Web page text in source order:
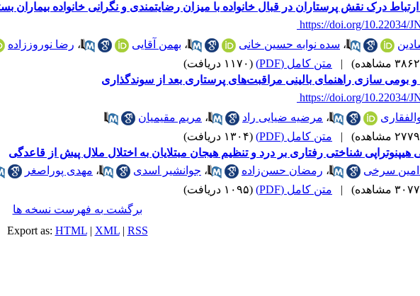
درک نقش پرستاران در قبال خانواده با میزان رضایتمندی و نگرانی خانواده
https://doi.org/10.22034/
، سده نوابه حسین خانی ، بهمن آقایی ، رضا نوروززاده
| متن کامل (PDF)
(۱۱۷۰ دریافت)
بومی سازی راهنمای بالینی مراقبت‌های پرستاری بعد از سوندگذاری
https://doi.org/10.22034/
، مرضیه ضیایی راد ، مریم مقیمیان
| متن کامل (PDF)
(۱۳۰۴ دریافت)
هیپنوتراپی شناختی ‌رفتاری بر درد و تنظیم هیجان مبتلایان به اختلال ملال پیش از قاعدگی
سرخی
، رمضان حسن‌زاده ، جوانشیر اسدی ، مهدی پوراصغر
| متن کامل (PDF)
(۱۰۹۵ دریافت)
برگشت به فهرست نسخه ها
Export as: HTML| XML| RSS